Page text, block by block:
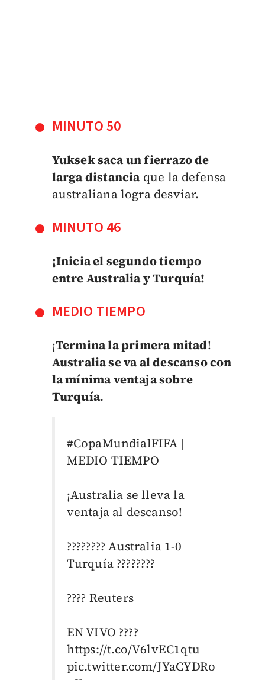
MINUTO 50
Yuksek saca un fierrazo de
larga distanciaque la defensa
australiana logra desviar.
MINUTO 46
¡Inicia el segundo tiempo
entre Australia y Turquía!
MEDIO TIEMPO
¡Termina la primera mitad!
Australia se va al descanso con
la mínima ventaja sobre
Turquía.
#CopaMundialFIFA |
MEDIO TIEMPO
¡Australia se lleva la
ventaja al descanso!
???????? Australia 1-0
Turquía ????????
???? Reuters
EN VIVO ????
https://t.co/V6lvEC1qtu
pic.twitter.com/JYaCYDRo